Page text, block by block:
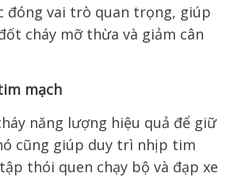
đóng vai trò quan trọng, giúp
cháy mỡ thừa và giảm cân
mạch
năng lượng hiệu quả để giữ
cũng giúp duy trì nhịp tim
thói quen chạy bộ và đạp xe